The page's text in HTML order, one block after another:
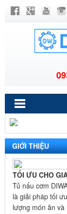
GIỚI THIỆU
TỐI ƯU CHO
Tủ nấu cơm
là giải pháp tối
lượng món ăn